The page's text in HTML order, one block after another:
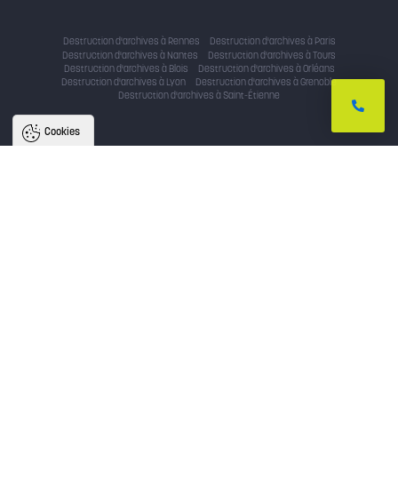
Destruction d'archives à Rennes
Destruction d'archives à Paris
Destruction d'archives à Nantes
Destruction d'archives à Tours
Destruction d'archives à Blois
Destruction d'archives à Orléans
Destruction d'archives à Lyon
Destruction d'archives à Grenoble
Destruction d'archives à Saint-Étienne
Cookies